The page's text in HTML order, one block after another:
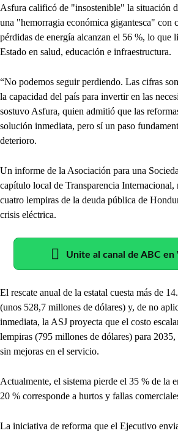
Asfura calificó de "insostenible" la situación
una "hemorragia económica gigantesca" con
pérdidas de energía alcanzan el 56 %, lo que
Estado en salud, educación e infraestructura.
“No podemos seguir perdiendo. Las cifras
la capacidad del país para invertir en las
sostuvo Asfura, quien admitió que las
solución inmediata, pero sí un paso
deterioro.
Un informe de la Asociación para una
capítulo local de Transparencia Internacional,
cuatro lempiras de la deuda pública de
crisis eléctrica.
Unite al canal de ABC
El rescate anual de la estatal cuesta más de
(unos 528,7 millones de dólares) y, de no
inmediata, la ASJ proyecta que el costo
lempiras (795 millones de dólares) para
sin mejoras en el servicio.
Actualmente, el sistema pierde el 35 % de la
20 % corresponde a hurtos y fallas
La iniciativa de reforma que el Ejecutivo